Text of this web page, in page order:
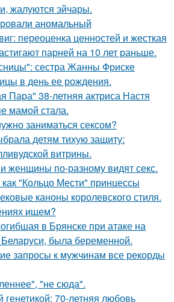
жалуются эйчары.
аномальный
переоценка ценностей и жесткая
парней на 10 лет раньше.
сестра Жанны Фриске
в день ее рождения.
Пара" 38-летняя актриса Настя
мамой стала.
заниматься сексом?
детям тихую защиту:
витрины.
женщины по-разному видят секс.
"Кольцо Мести" принцессы
каноны королевского стиля.
ищем?
в Брянске при атаке на
Беларуси, была беременной.
запросы к мужчинам все рекорды
"не сюда".
70-летняя любовь